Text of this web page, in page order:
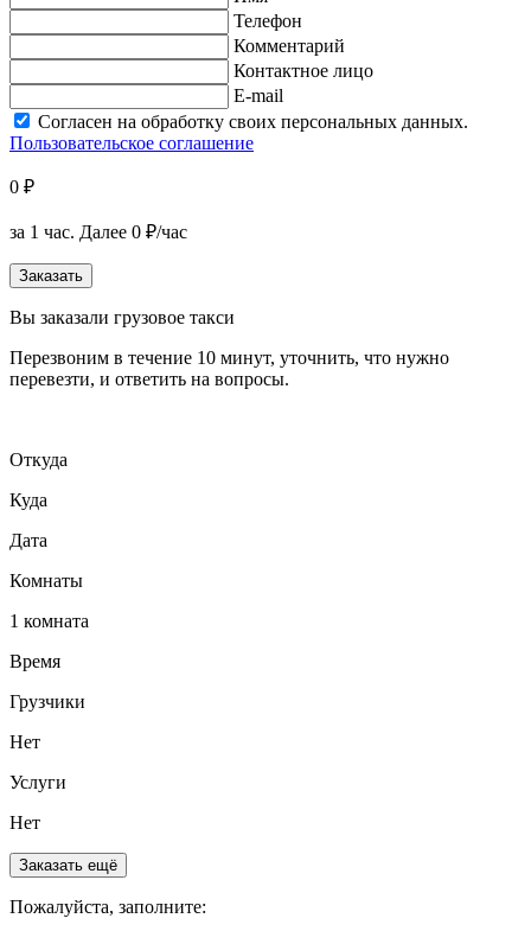
Телефон
Комментарий
Контактное лицо
E-mail
Согласен на обработку своих персональных данных.
Пользовательское соглашение
0 ₽
за 1 час. Далее 0 ₽/час
Заказать
Вы заказали грузовое такси
Перезвоним в течение 10 минут, уточнить, что нужно
перевезти, и ответить на вопросы.
Откуда
Куда
Дата
Комнаты
1 комната
Время
Грузчики
Нет
Услуги
Нет
Заказать ещё
Пожалуйста, заполните: